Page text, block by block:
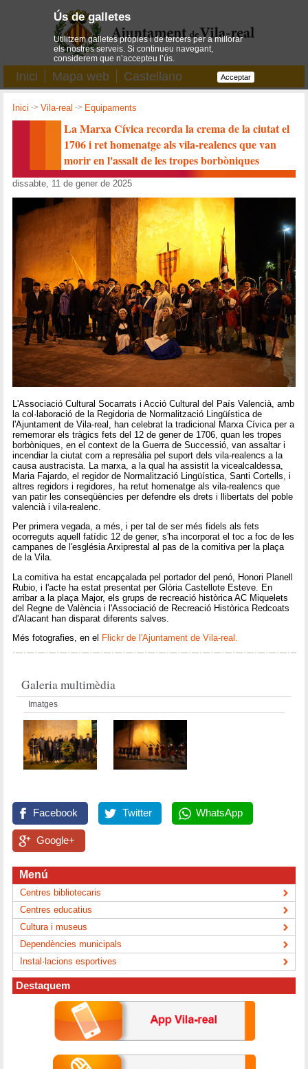
Inici Mapa web Castellano
Inici ->Vila-real -> Equipaments
La Marxa Cívica recorda la crema de la ciutat el
1706 i ret homenatge als vila-realencs que van
morir en l'assalt de les tropes borbòniques
dissabte, 11 de gener de 2025
L'Associació Cultural Socarrats i Acció Cultural del País Valencià, amb
la col·laboració de la Regidoria de Normalització Lingüística de
l'Ajuntament de Vila-real, han celebrat la tradicional Marxa Cívica per a
rememorar els tràgics fets del 12 de gener de 1706, quan les tropes
borbòniques, en el context de la Guerra de Successió, van assaltar i
incendiar la ciutat com a represàlia pel suport dels vila-realencs a la
causa austracista. La marxa, a la qual ha assistit la vicealcaldessa,
Maria Fajardo, el regidor de Normalització Lingüística, Santi Cortells, i
altres regidors i regidores, ha retut homenatge als vila-realencs que
van patir les conseqüències per defendre els drets i llibertats del poble
valencià i vila-realenc.
Per primera vegada, a més, i per tal de ser més fidels als fets
ocorreguts aquell fatídic 12 de gener, s'ha incorporat el toc a foc de les
campanes de l'església Arxiprestal al pas de la comitiva per la plaça
de la Vila.
La comitiva ha estat encapçalada pel portador del penó, Honori Planell
Rubio, i l'acte ha estat presentat per Glòria Castellote Esteve. En
arribar a la plaça Major, els grups de recreació històrica AC Miquelets
del Regne de València i l'Associació de Recreació Històrica Redcoats
d'Alacant han disparat diferents salves.
Més fotografies, en el Flickr de l'Ajuntament de Vila-real.
Galeria multimèdia
Imatges
Facebook Twitter WhatsApp
Google+
Menú
Centres bibliotecaris
Centres educatius
Cultura i museus
Dependències municipals
Instal·lacions esportives
Destaquem
Ús de galletes
Utilitzem galletes pròpies i de tercers per a millorar
els nostres serveis. Si continueu navegant,
considerem que n’accepteu l’ús.
Acceptar